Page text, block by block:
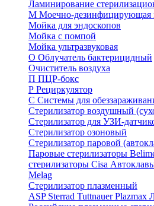
Ламинирование
М Моечно-дезинфицирующая
Мойка для эндоскопов
Мойка с помпой
Мойка ультразвуковая
О Облучатель бактерицидный
Очиститель воздуха
П ПЦР-бокс
Р Рециркулятор
С Системы для
Стерилизатор воздушный
Стерилизатор для УЗИ-
Стерилизатор озоновый
Стерилизатор паровой
Паровые стерилизаторы
стерилизаторы Cisa
Melag
Стерилизатор плазменный
ASP Sterrad Tuttnauer Plazmax